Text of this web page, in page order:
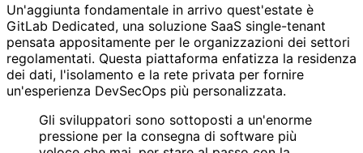
Un'aggiunta fondamentale in arrivo quest'estate è
GitLab Dedicated, una soluzione SaaS single-tenant
pensata appositamente per le organizzazioni dei settori
regolamentati. Questa piattaforma enfatizza la residenza
dei dati, l'isolamento e la rete privata per fornire
un'esperienza DevSecOps più personalizzata.
Gli sviluppatori sono sottoposti a un'enorme
pressione per la consegna di software più